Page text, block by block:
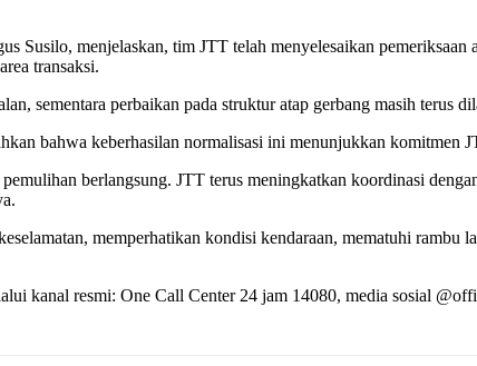
Susilo, menjelaskan, tim JTT telah menyelesaikan
transaksi.
sementara perbaikan pada struktur atap gerbang masih terus
bahwa keberhasilan normalisasi ini menunjukkan komitmen
berlangsung. JTT terus meningkatkan koordinasi
memperhatikan kondisi kendaraan, mematuhi rambu
kanal resmi: One Call Center 24 jam 14080, media sosial